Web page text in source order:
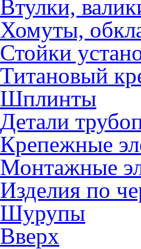
Втулки,
Хомуты,
Стойки
Титановый
Шплинты
Детали
Крепежные
Монтажные
Изделия по
Шурупы
Вверх